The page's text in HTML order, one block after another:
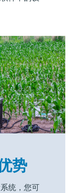
势
统，您可